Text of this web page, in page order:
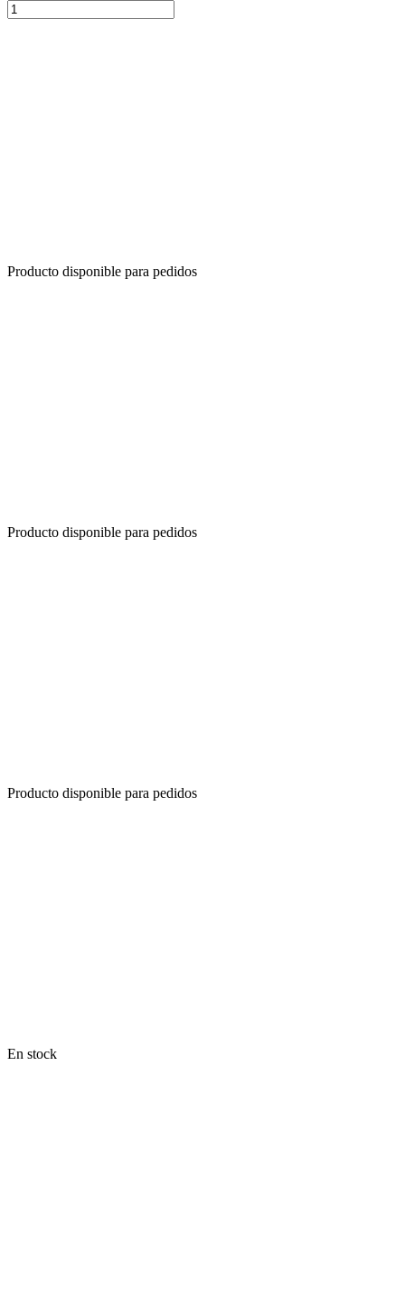
Producto disponible para pedidos
Producto disponible para pedidos
Producto disponible para pedidos
En stock